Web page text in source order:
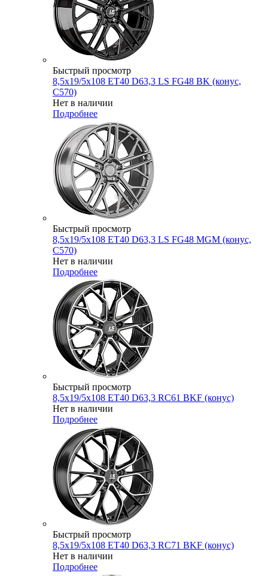
Быстрый просмотр
8,5x19/5x108 ET40 D63,3 LS FG48 BK (конус,
C570)
Нет в наличии
Подробнее
Быстрый просмотр
8,5x19/5x108 ET40 D63,3 LS FG48 MGM (конус,
C570)
Нет в наличии
Подробнее
Быстрый просмотр
8,5x19/5x108 ET40 D63,3 RC61 BKF (конус)
Нет в наличии
Подробнее
Быстрый просмотр
8,5x19/5x108 ET40 D63,3 RC71 BKF (конус)
Нет в наличии
Подробнее